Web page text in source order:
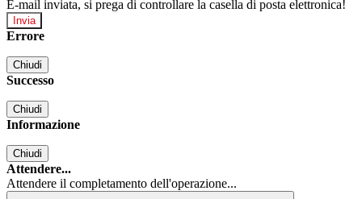
E-mail inviata, si prega di controllare la casella di posta elettronica!
Errore
Chiudi
Successo
Chiudi
Informazione
Chiudi
Attendere...
Attendere il completamento dell'operazione...